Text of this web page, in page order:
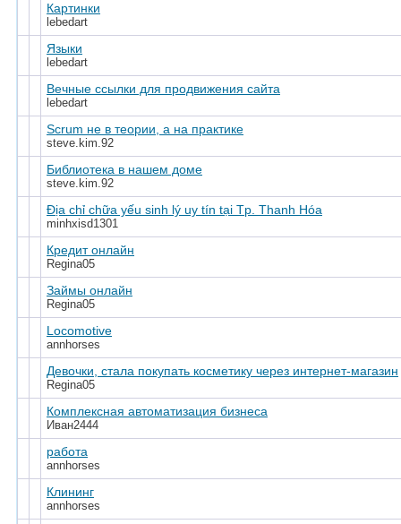
Картинки
lebedart
Языки
lebedart
Вечные ссылки для продвижения сайта
lebedart
Scrum не в теории, а на практике
steve.kim.92
Библиотека в нашем доме
steve.kim.92
Địa chỉ chữa yếu sinh lý uy tín tại Tp. Thanh Hóa
minhxisd1301
Кредит онлайн
Regina05
Займы онлайн
Regina05
Locomotive
annhorses
Девочки, стала покупать косметику через интернет-магазин
Regina05
Комплексная автоматизация бизнеса
Иван2444
работа
annhorses
Клининг
annhorses